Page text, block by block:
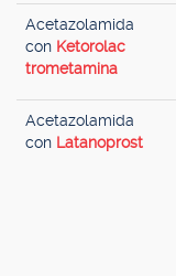
Acetazolamida
con Ketorolac
trometamina
Acetazolamida
con Latanoprost